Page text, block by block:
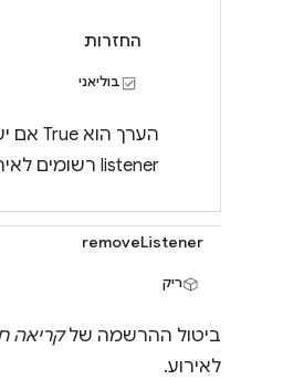
החזרות
בוליאני
listener רשומים לאירוע.
removeListener
ריק
ביטול ההרשמה שלקריאה
לאירוע.